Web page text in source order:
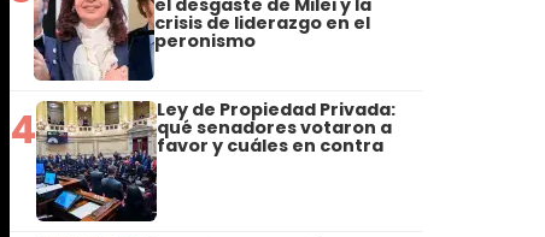
el desgaste de Milei y la
crisis de liderazgo en el
peronismo
4 Ley de Propiedad Privada:
qué senadores votaron a
favor y cuáles en contra